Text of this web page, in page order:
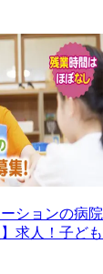
ションの病
求人！子ど